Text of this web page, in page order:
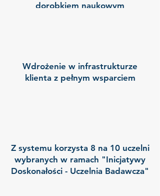
dorobkiem naukowym
Licencja wraz z kodem źródłowym
Wdrożenie w infrastrukturze
klienta z pełnym wsparciem
Z systemu korzysta 8 na 10 uczelni
wybranych w ramach "Inicjatywy
Doskonałości - Uczelnia Badawcza"